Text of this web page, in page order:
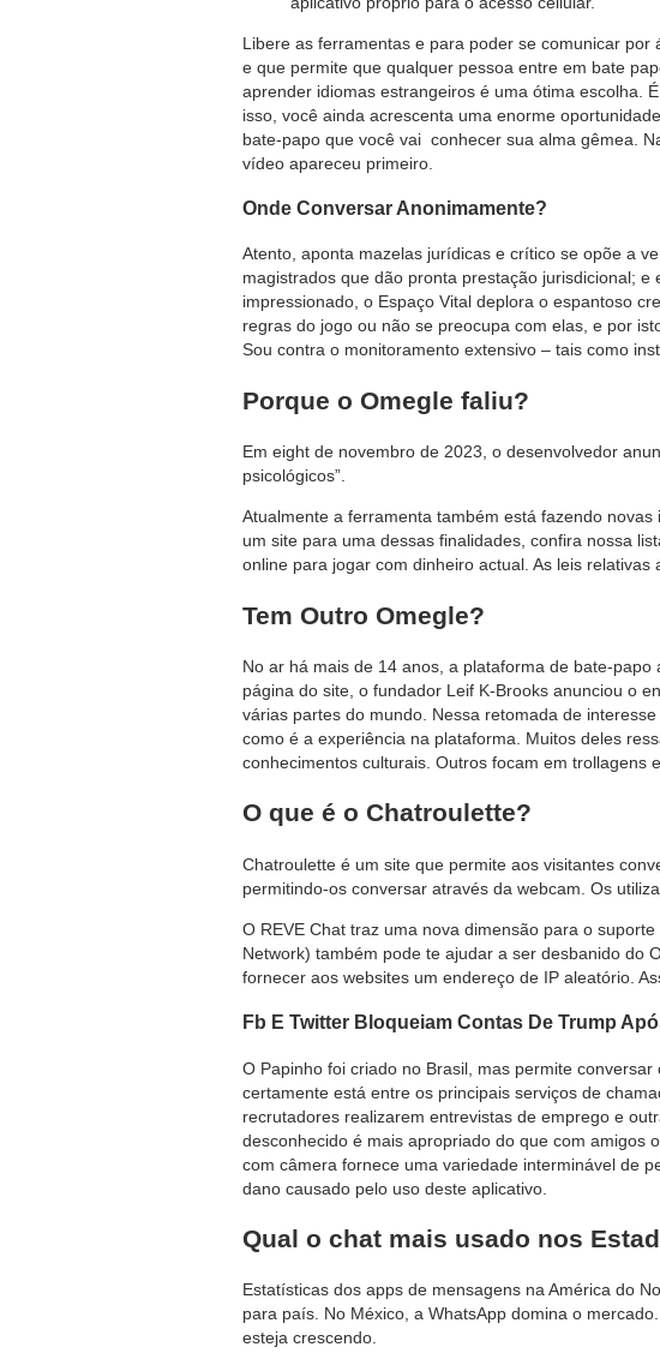
Libere as ferramentas e para poder se comunicar
e que permite que qualquer pessoa entre em bate
aprender idiomas estrangeiros é uma ótima escolha.
isso, você ainda acrescenta uma enorme
bate-papo que você vai conhecer sua alma gêmea.
vídeo apareceu primeiro.
Onde Conversar Anonimamente?
Atento, aponta mazelas jurídicas e crítico se opõe a
magistrados que dão pronta prestação jurisdicional;
impressionado, o Espaço Vital deplora o espantoso
regras do jogo ou não se preocupa com elas, e por
Sou contra o monitoramento extensivo – tais como
Porque o Omegle faliu?
Em eight de novembro de 2023, o desenvolvedor
psicológicos”.
Atualmente a ferramenta também está fazendo
um site para uma dessas finalidades, confira nossa
online para jogar com dinheiro actual. As leis
Tem Outro Omegle?
No ar há mais de 14 anos, a plataforma de bate-
página do site, o fundador Leif K-Brooks anunciou o
várias partes do mundo. Nessa retomada de
como é a experiência na plataforma. Muitos deles
conhecimentos culturais. Outros focam em trollagens
O que é o Chatroulette?
Chatroulette é um site que permite aos visitantes
permitindo-os conversar através da webcam. Os
O REVE Chat traz uma nova dimensão para o
Network) também pode te ajudar a ser desbanido do
fornecer aos websites um endereço de IP aleatório.
Fb E Twitter Bloqueiam Contas De Trump
O Papinho foi criado no Brasil, mas permite
certamente está entre os principais serviços de
recrutadores realizarem entrevistas de emprego e
desconhecido é mais apropriado do que com amigos
com câmera fornece uma variedade interminável de
dano causado pelo uso deste aplicativo.
Qual o chat mais usado nos
Estatísticas dos apps de mensagens na América do
para país. No México, a WhatsApp domina o
esteja crescendo.